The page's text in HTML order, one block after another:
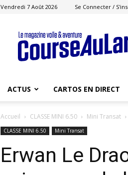
Vendredi 7 Août 2026 Se Connecter /
Course
au
Large
ACTUS CARTOS EN DIRECT
Accueil CLASSE MINI 6.50 Mini Transat
CLASSE MINI 6.50 Mini Transat
Erwan Le